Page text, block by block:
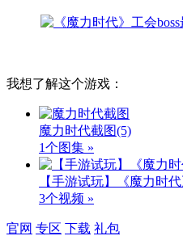
我想了解这个游戏：
魔力时代截图(5)
1个图集 »
【手游试玩】《魔力时
3个视频 »
官网 专区 下载 礼包